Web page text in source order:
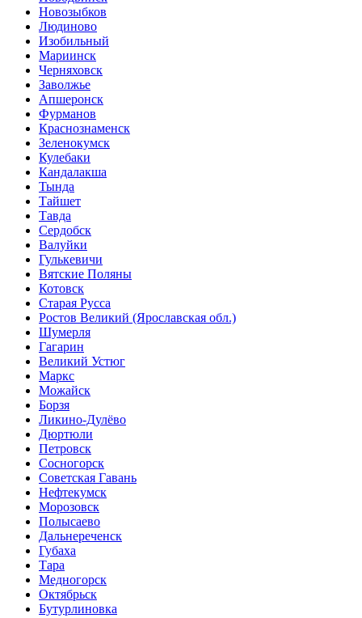
Новозыбков
Людиново
Изобильный
Мариинск
Черняховск
Заволжье
Апшеронск
Фурманов
Краснознаменск
Зеленокумск
Кулебаки
Кандалакша
Тында
Тайшет
Тавда
Сердобск
Валуйки
Гулькевичи
Вятские Поляны
Котовск
Старая Русса
Ростов Великий (Ярославская обл.)
Шумерля
Гагарин
Великий Устюг
Маркс
Можайск
Борзя
Ликино-Дулёво
Дюртюли
Петровск
Сосногорск
Советская Гавань
Нефтекумск
Морозовск
Полысаево
Дальнереченск
Губаха
Тара
Медногорск
Октябрьск
Бутурлиновка